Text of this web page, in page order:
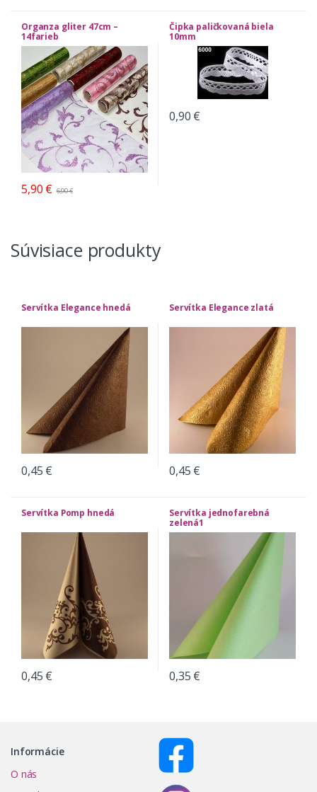
Organza gliter 47cm –
14farieb
5,90 € 6,90€
Čipka paličkovaná biela
10mm
0,90 €
Súvisiace produkty
Servítka Elegance hnedá
0,45 €
Servítka Elegance zlatá
0,45 €
Servítka Pomp hnedá
0,45 €
Servítka jednofarebná
zelená1
0,35 €
Informácie
O nás